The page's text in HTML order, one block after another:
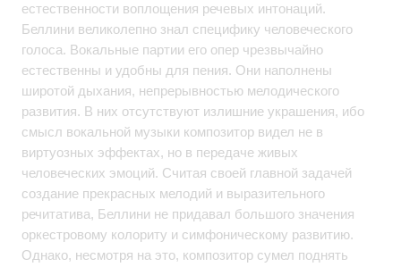
естественности воплощения речевых интонаций.
Беллини великолепно знал специфику человеческого
голоса. Вокальные партии его опер чрезвычайно
естественны и удобны для пения. Они наполнены
широтой дыхания, непрерывностью мелодического
развития. В них отсутствуют излишние украшения, ибо
смысл вокальной музыки композитор видел не в
виртуозных эффектах, но в передаче живых
человеческих эмоций. Считая своей главной задачей
создание прекрасных мелодий и выразительного
речитатива, Беллини не придавал большого значения
оркестровому колориту и симфоническому развитию.
Однако, несмотря на это, композитор сумел поднять